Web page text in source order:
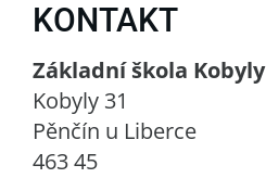
KONTAKT
Základní škola Kobyly
Kobyly 31
Pěnčín u Liberce
463 45